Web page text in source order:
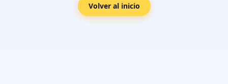
Volver al inicio